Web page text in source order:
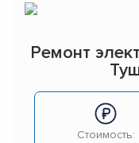
Ремонт
Стоимость: